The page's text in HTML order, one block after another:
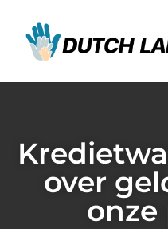
over
onze